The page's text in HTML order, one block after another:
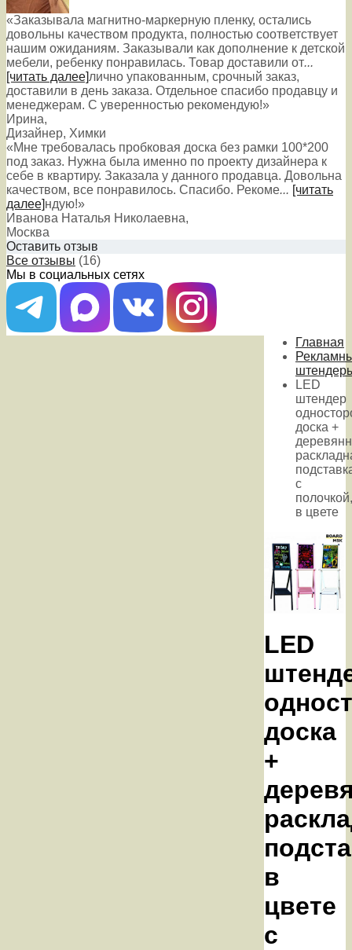
«Заказывала магнитно-маркерную пленку, остались
довольны качеством продукта, полностью соответствует
нашим ожиданиям. Заказывали как дополнение к детской
мебели, ребенку понравилась. Товар доставили от...
[читать далее]лично упакованным, срочный заказ,
доставили в день заказа. Отдельное спасибо продавцу и
менеджерам. С уверенностью рекомендую!»
Ирина,
Дизайнер, Химки
«Мне требовалась пробковая доска без рамки 100*200
под заказ. Нужна была именно по проекту дизайнера к
себе в квартиру. Заказала у данного продавца. Довольна
качеством, все понравилось. Спасибо. Рекоме... [читать
далее]ндую!»
Иванова Наталья Николаевна,
Москва
Оставить отзыв
Все отзывы (16)
Мы в социальных сетях
Главная
LED
штендер
доска +
с
полочкой,
в цвете
LED
доска
+
в
цвете
с